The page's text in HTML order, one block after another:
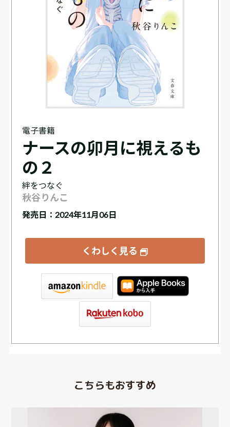
電子書籍
ナースの卯月に視えるも
の２
絆をつなぐ
秋谷りんこ
発売日：2024年11月06日
くわしく見る
こちらもおすすめ